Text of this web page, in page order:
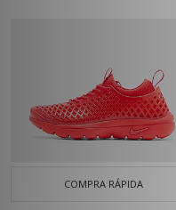
COMPRA RÁPIDA